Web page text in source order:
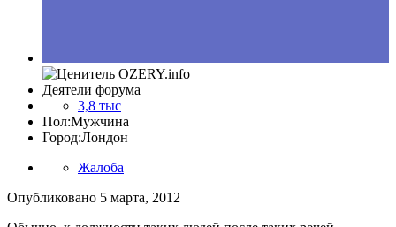
Деятели форума
3,8 тыс
Пол:Мужчина
Город:Лондон
Жалоба
Опубликовано 5 марта, 2012